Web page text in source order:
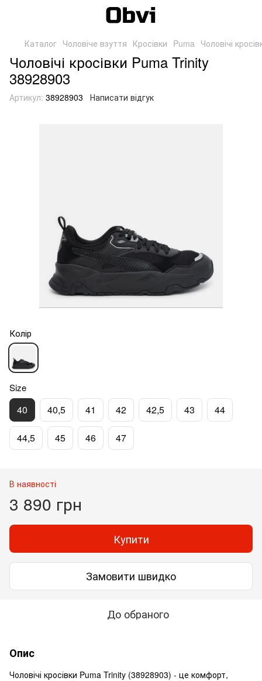
Каталог Чоловіче взуття Кросівки Puma Чоловічі
Чоловічі кросівки Puma Trinity
38928903
Артикул: 38928903 Написати відгук
Колір
Size
40 40,5 41 42 42,5 43 44
44,5 45 46 47
В наявності
3 890 грн
Купити
Замовити швидко
До обраного
Опис
Чоловічі кросівки Puma Trinity (38928903) - це комфорт,